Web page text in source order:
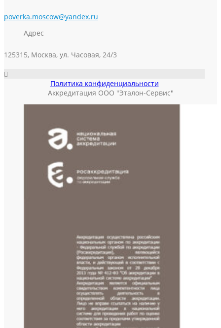
poverka.moscow@yandex.ru
Адрес
125315, Москва, ул. Часовая, 24/3
Политика конфиденциальности
Аккредитация ООО "Эталон-Сервис"